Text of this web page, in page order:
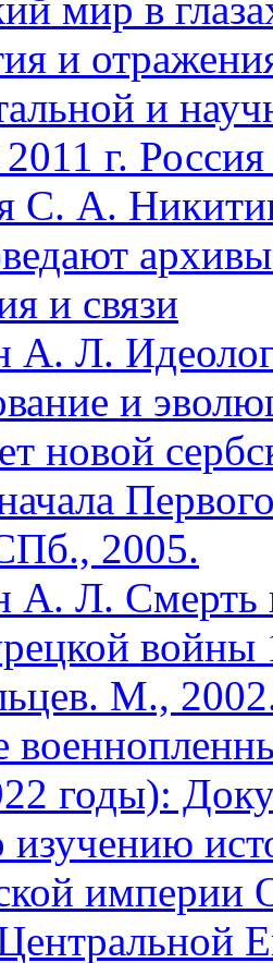
и
и
г.
С. А.
и связи
А. Л.
и
новой
2005.
Л. Смерть
войны
М.,
годы):
изучению
империи